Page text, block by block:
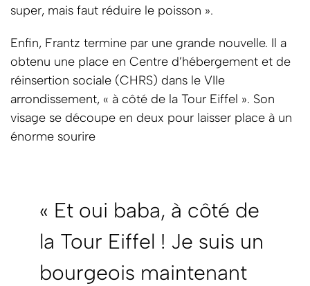
super, mais faut réduire le poisson ».
Enfin, Frantz termine par une grande nouvelle. Il a
obtenu une place en Centre d’hébergement et de
réinsertion sociale (CHRS) dans le VIIe
arrondissement, « à côté de la Tour Eiffel ». Son
visage se découpe en deux pour laisser place à un
énorme sourire
« Et oui baba, à côté de
la Tour Eiffel ! Je suis un
bourgeois maintenant